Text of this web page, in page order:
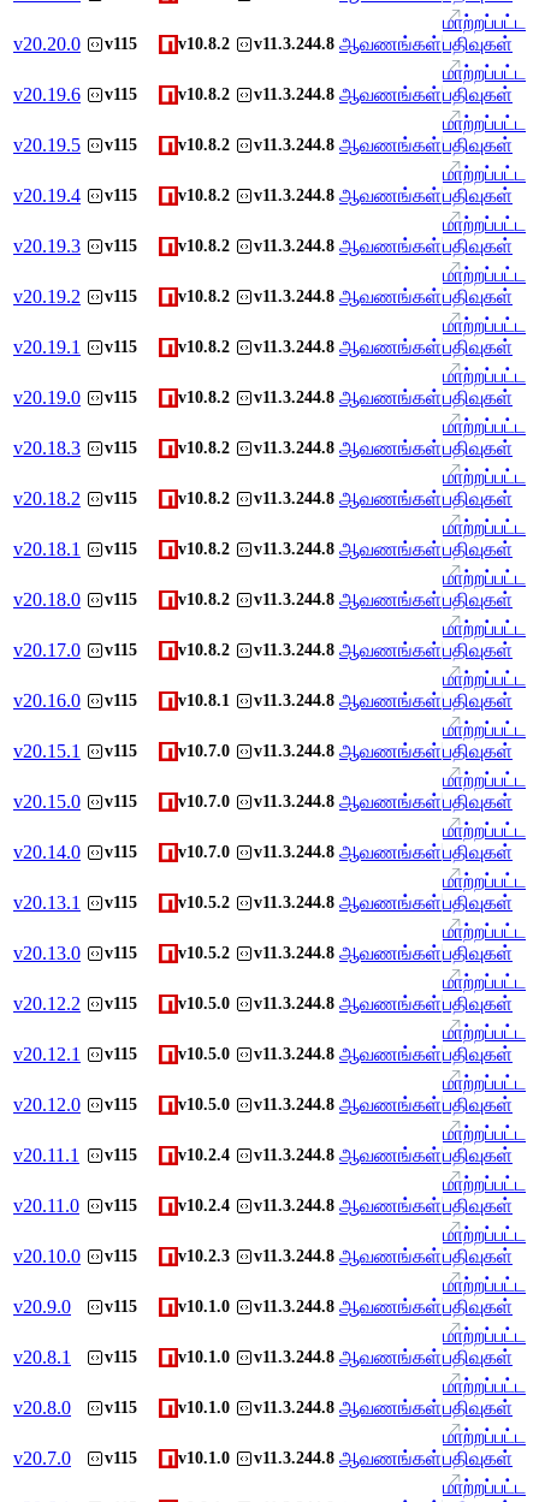
v20.20.0 v115 v10.8.2 v11.3.244.8 ஆவணங்கள்
மாற்றப்பட்ட
பதிவுகள்
v20.19.6 v115 v10.8.2 v11.3.244.8 ஆவணங்கள்
மாற்றப்பட்ட
பதிவுகள்
v20.19.5 v115 v10.8.2 v11.3.244.8 ஆவணங்கள்
மாற்றப்பட்ட
பதிவுகள்
v20.19.4 v115 v10.8.2 v11.3.244.8 ஆவணங்கள்
மாற்றப்பட்ட
பதிவுகள்
v20.19.3 v115 v10.8.2 v11.3.244.8 ஆவணங்கள்
மாற்றப்பட்ட
பதிவுகள்
v20.19.2 v115 v10.8.2 v11.3.244.8 ஆவணங்கள்
மாற்றப்பட்ட
பதிவுகள்
v20.19.1 v115 v10.8.2 v11.3.244.8 ஆவணங்கள்
மாற்றப்பட்ட
பதிவுகள்
v20.19.0 v115 v10.8.2 v11.3.244.8 ஆவணங்கள்
மாற்றப்பட்ட
பதிவுகள்
v20.18.3 v115 v10.8.2 v11.3.244.8 ஆவணங்கள்
மாற்றப்பட்ட
பதிவுகள்
v20.18.2 v115 v10.8.2 v11.3.244.8 ஆவணங்கள்
மாற்றப்பட்ட
பதிவுகள்
v20.18.1 v115 v10.8.2 v11.3.244.8 ஆவணங்கள்
மாற்றப்பட்ட
பதிவுகள்
v20.18.0 v115 v10.8.2 v11.3.244.8 ஆவணங்கள்
மாற்றப்பட்ட
பதிவுகள்
v20.17.0 v115 v10.8.2 v11.3.244.8 ஆவணங்கள்
மாற்றப்பட்ட
பதிவுகள்
v20.16.0 v115 v10.8.1 v11.3.244.8 ஆவணங்கள்
மாற்றப்பட்ட
பதிவுகள்
v20.15.1 v115 v10.7.0 v11.3.244.8 ஆவணங்கள்
மாற்றப்பட்ட
பதிவுகள்
v20.15.0 v115 v10.7.0 v11.3.244.8 ஆவணங்கள்
மாற்றப்பட்ட
பதிவுகள்
v20.14.0 v115 v10.7.0 v11.3.244.8 ஆவணங்கள்
மாற்றப்பட்ட
பதிவுகள்
v20.13.1 v115 v10.5.2 v11.3.244.8 ஆவணங்கள்
மாற்றப்பட்ட
பதிவுகள்
v20.13.0 v115 v10.5.2 v11.3.244.8 ஆவணங்கள்
மாற்றப்பட்ட
பதிவுகள்
v20.12.2 v115 v10.5.0 v11.3.244.8 ஆவணங்கள்
மாற்றப்பட்ட
பதிவுகள்
v20.12.1 v115 v10.5.0 v11.3.244.8 ஆவணங்கள்
மாற்றப்பட்ட
பதிவுகள்
v20.12.0 v115 v10.5.0 v11.3.244.8 ஆவணங்கள்
மாற்றப்பட்ட
பதிவுகள்
v20.11.1 v115 v10.2.4 v11.3.244.8 ஆவணங்கள்
மாற்றப்பட்ட
பதிவுகள்
v20.11.0 v115 v10.2.4 v11.3.244.8 ஆவணங்கள்
மாற்றப்பட்ட
பதிவுகள்
v20.10.0 v115 v10.2.3 v11.3.244.8 ஆவணங்கள்
மாற்றப்பட்ட
பதிவுகள்
v20.9.0 v115 v10.1.0 v11.3.244.8 ஆவணங்கள்
மாற்றப்பட்ட
பதிவுகள்
v20.8.1 v115 v10.1.0 v11.3.244.8 ஆவணங்கள்
மாற்றப்பட்ட
பதிவுகள்
v20.8.0 v115 v10.1.0 v11.3.244.8 ஆவணங்கள்
மாற்றப்பட்ட
பதிவுகள்
v20.7.0 v115 v10.1.0 v11.3.244.8 ஆவணங்கள்
மாற்றப்பட்ட
பதிவுகள்
மாற்றப்பட்ட